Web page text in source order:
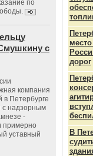
по
с
компания
в Петербурге
с надзорным
-
примерно
уставный
дорог
В